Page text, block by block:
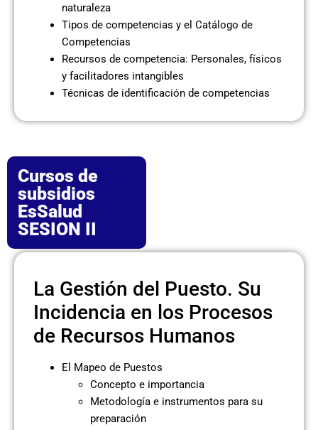
naturaleza
Tipos de competencias y el Catálogo de
Competencias
Recursos de competencia: Personales, físicos
y facilitadores intangibles
Técnicas de identificación de competencias
Cursos de
subsidios
EsSalud
SESION II
La Gestión del Puesto. Su
Incidencia en los Procesos
de Recursos Humanos
El Mapeo de Puestos
Concepto e importancia
Metodología e instrumentos para su
preparación